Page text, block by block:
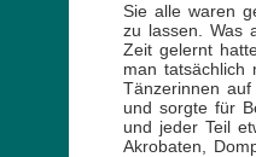
Sie alle waren
zu lassen. Was
Zeit gelernt
man tatsächlich
Tänzerinnen
und sorgte für
und jeder Teil
Akrobaten,